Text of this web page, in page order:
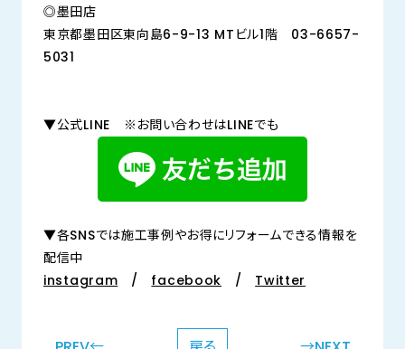
◎墨田店
東京都墨田区東向島6-9-13 MTビル1階 03-6657-
5031
▼公式LINE ※お問い合わせはLINEでも
▼各SNSでは施工事例やお得にリフォームできる情報を
配信中
instagram / facebook / Twitter